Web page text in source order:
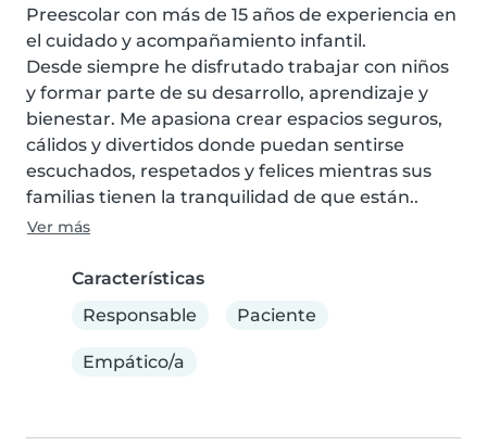
Preescolar con más de 15 años de experiencia en
el cuidado y acompañamiento infantil.
Desde siempre he disfrutado trabajar con niños
y formar parte de su desarrollo, aprendizaje y
bienestar. Me apasiona crear espacios seguros,
cálidos y divertidos donde puedan sentirse
escuchados, respetados y felices mientras sus
familias tienen la tranquilidad de que están..
Ver más
Características
Responsable
Paciente
Empático/a